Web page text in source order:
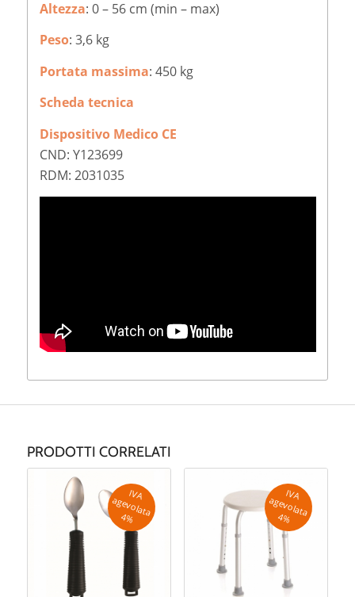
Altezza: 0 – 56 cm (min – max)
Peso: 3,6 kg
Portata massima: 450 kg
Scheda tecnica
Dispositivo Medico CE
CND: Y123699
RDM: 2031035
PRODOTTI CORRELATI
IV
A
a
g
e
v
o
la
ta
4
%
IV
A
a
g
e
v
o
la
ta
4
%